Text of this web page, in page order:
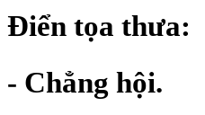
Điển tọa thưa:
- Chẳng hội.